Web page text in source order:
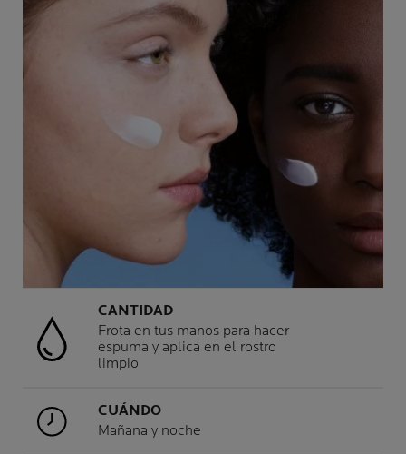
CANTIDAD
Frota en tus manos para hacer
espuma y aplica en el rostro
limpio
CUÁNDO
Mañana y noche